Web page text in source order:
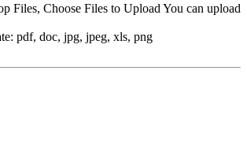
Files, Choose Files to Upload You can upload
pdf, doc, jpg, jpeg, xls, png